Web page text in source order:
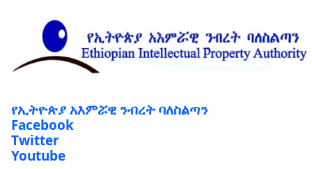
የኢትዮጵያ አእምሯዊ ንብረት ባለስልጣን
Facebook
Twitter
Youtube